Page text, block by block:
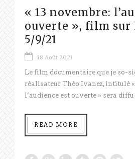
« 13 novembre:
ouverte », film sur
5/9/21
18 Août 2021
Le film documentaire que je so-
réalisateur Théo Ivanez, intitulé
l’audience est ouverte » sera
READ MORE